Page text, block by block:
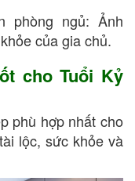
phòng ngủ: Ảnh
của gia chủ.
cho Tuổi Kỷ
phù hợp nhất cho
lộc, sức khỏe và